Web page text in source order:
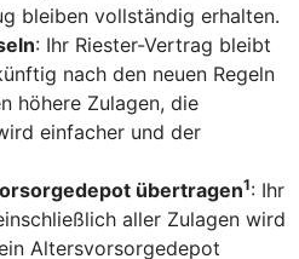
bleiben vollständig erhalten.
: Ihr Riester-Vertrag bleibt
nach den neuen Regeln
höhere Zulagen, die
einfacher und der
übertragen1: Ihr
aller Zulagen wird
Altersvorsorgedepot